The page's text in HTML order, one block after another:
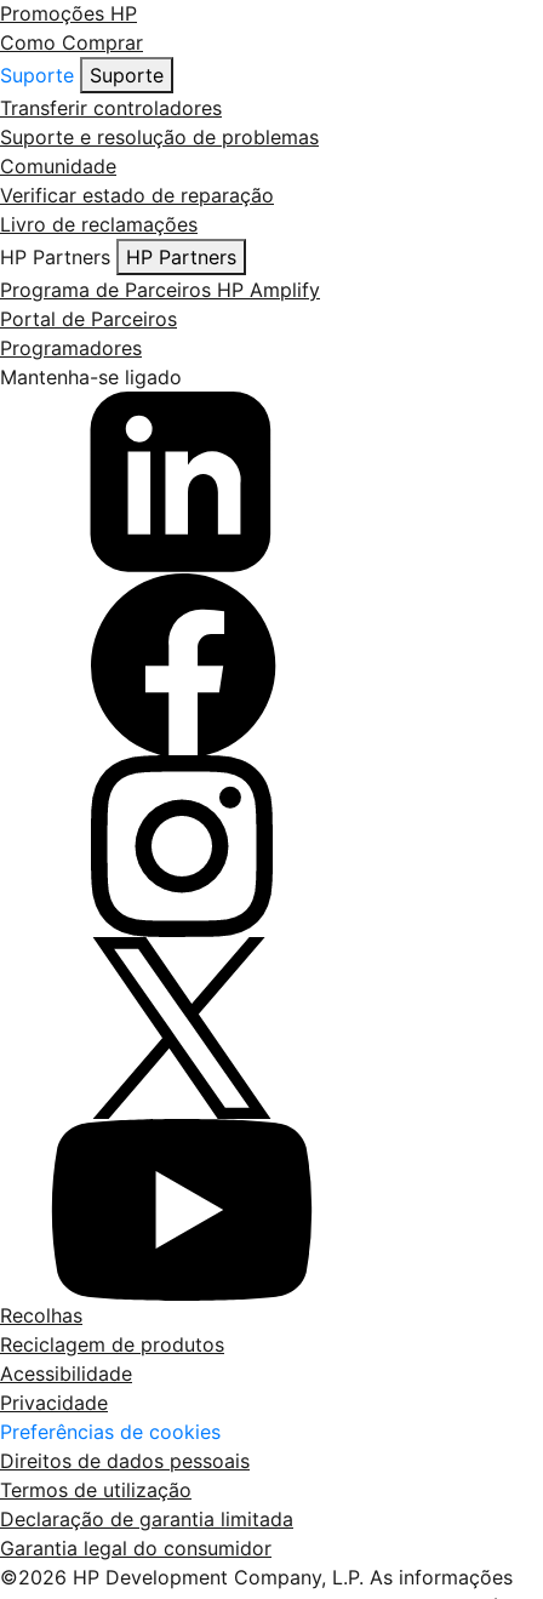
Promoções HP
Como Comprar
Suporte
Suporte
Transferir controladores
Suporte e resolução de problemas
Comunidade
Verificar estado de reparação
Livro de reclamações
HP Partners
HP Partners
Programa de Parceiros HP Amplify
Portal de Parceiros
Programadores
Mantenha-se ligado
Recolhas
Reciclagem de produtos
Acessibilidade
Privacidade
Preferências de cookies
Direitos de dados pessoais
Termos de utilização
Declaração de garantia limitada
Garantia legal do consumidor
©2026 HP Development Company, L.P. As informações